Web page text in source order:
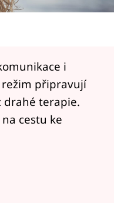
i
režim připravují
drahé terapie.
cestu ke